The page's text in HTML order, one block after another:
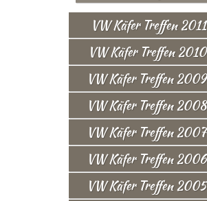
VW Käfer Treffen 2011
VW Käfer Treffen 2010
VW Käfer Treffen 2009
VW Käfer Treffen 2008
VW Käfer Treffen 2007
VW Käfer Treffen 2006
VW Käfer Treffen 2005